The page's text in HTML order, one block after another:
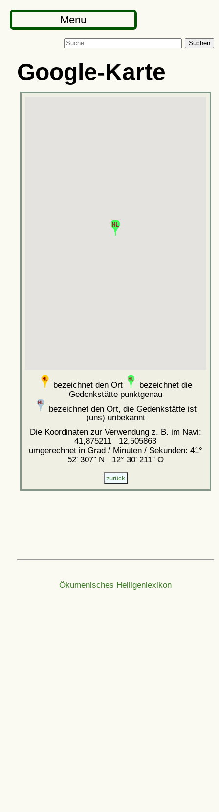
Menu
Suchen
Google-Karte
bezeichnet den Ort
bezeichnet die
Gedenkstätte punktgenau
bezeichnet den Ort, die Gedenkstätte ist
(uns) unbekannt
Die Koordinaten zur Verwendung z. B. im Navi:
41,875211 12,505863
umgerechnet in Grad / Minuten / Sekunden: 41°
52' 307'' N 12° 30' 211'' O
Ökumenisches Heiligenlexikon